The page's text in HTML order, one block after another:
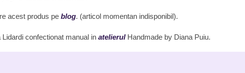
acest produs pe blog. (articol momentan indisponibil).
confectionat manual in atelierul Handmade by Diana Puiu.